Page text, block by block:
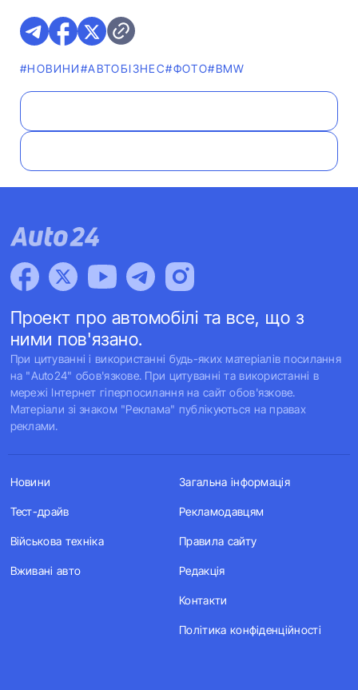
#НОВИНИ#АВТОБІЗНЕС#ФОТО#BMW
Проект про автомобілі та все, що з
ними пов'язано.
При цитуванні і використанні будь-яких матеріалів посилання
на "Auto24" обов'язкове. При цитуванні та використанні в
мережі Інтернет гіперпосилання на сайт обов'язкове.
Матеріали зі знаком "Реклама" публікуються на правах
реклами.
Новини
Тест-драйв
Військова техніка
Вживані авто
Загальна інформація
Рекламодавцям
Правила сайту
Редакція
Контакти
Політика конфіденційності